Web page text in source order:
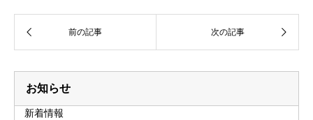
お知らせ
新着情報